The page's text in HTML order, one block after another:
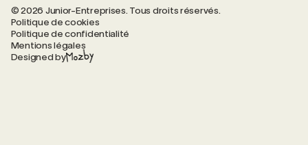
© 2026 Junior-Entreprises. Tous droits réservés.
Politique de cookies
Politique de confidentialité
Mentions légales
Designed by